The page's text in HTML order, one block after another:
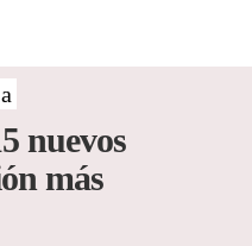
nuevos
más